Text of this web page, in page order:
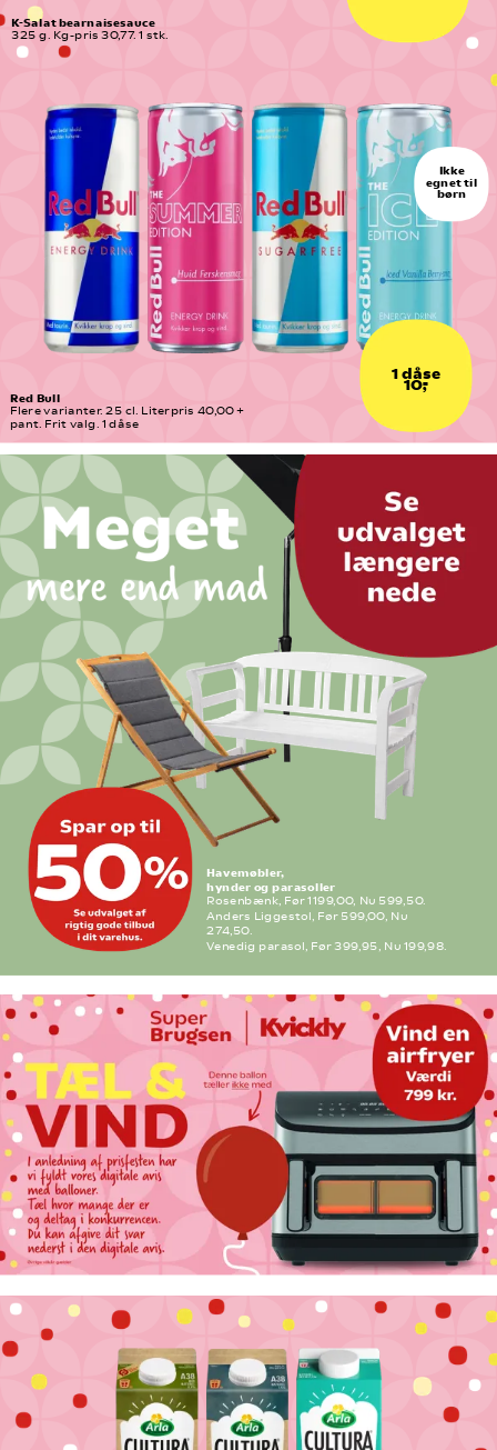
1 dåse
10,-
Red Bull
Flere varianter. 25 cl. Literpris 40,00 +
pant. Frit valg. 1 dåse
K-Salat bearnaisesauce
325 g. Kg-pris 30,77. 1 stk.
Ikke
egnet til
børn
Havemøbler,
hynder og parasoller
Rosenbænk, Før 1199,00, Nu 599,50.
Anders Liggestol, Før 599,00, Nu
274,50.
Venedig parasol, Før 399,95, Nu 199,98.